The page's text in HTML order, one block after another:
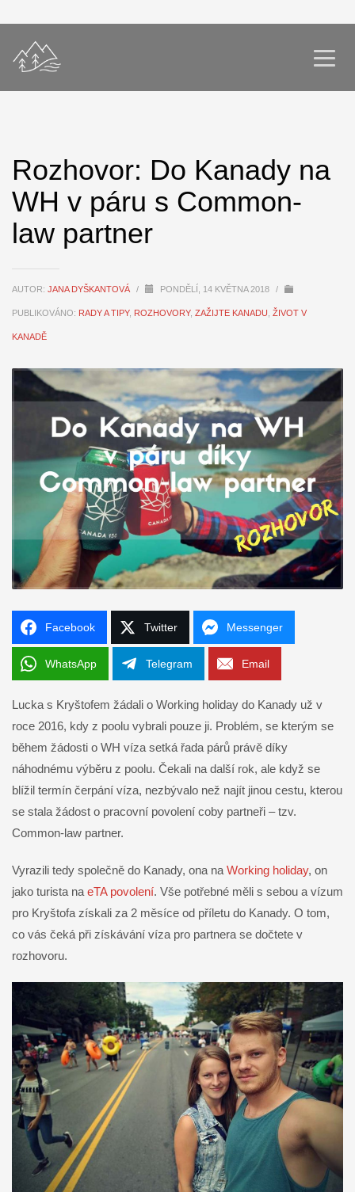
Rozhovor: Do Kanady na
WH v páru s Common-
law partner
AUTOR: JANA DYŠKANTOVÁ / PONDĚLÍ, 14 KVĚTNA 2018 /
PUBLIKOVÁNO: RADY A TIPY, ROZHOVORY, ZAŽIJTE KANADU ŽIVOT V
KANADĚ
Facebook Twitter Messenger
WhatsApp Telegram Email
Lucka s Kryštofem žádali o Working holiday do Kanady už v
roce 2016, kdy z poolu vybrali pouze ji. Problém, se kterým se
během žádosti o WH víza setká řada párů právě díky
náhodnému výběru z poolu. Čekali na další rok, ale když se
blížil termín čerpání víza, nezbývalo než najít jinou cestu, kterou
se stala žádost o pracovní povolení coby partneři – tzv.
Common-law partner.
Vyrazili tedy společně do Kanady, ona na Working holiday, on
jako turista na eTA povolení. Vše potřebné měli s sebou a vízum
pro Kryštofa získali za 2 měsíce od příletu do Kanady. O tom,
co vás čeká při získávání víza pro partnera se dočtete v
rozhovoru.